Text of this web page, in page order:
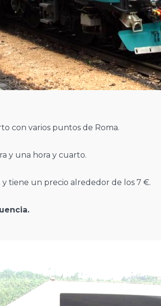
con varios puntos de Roma.
y una hora y cuarto.
tiene un precio alrededor de los 7 €.